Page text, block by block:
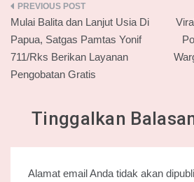
Navigasi
pos
Mulai Balita dan Lanjut Usia Di
Papua, Satgas Pamtas Yonif
711/Rks Berikan Layanan
Pengobatan Gratis
Tinggalkan
Alamat email Anda tidak akan